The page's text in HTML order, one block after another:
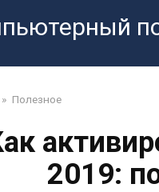
» Полезное
2019: